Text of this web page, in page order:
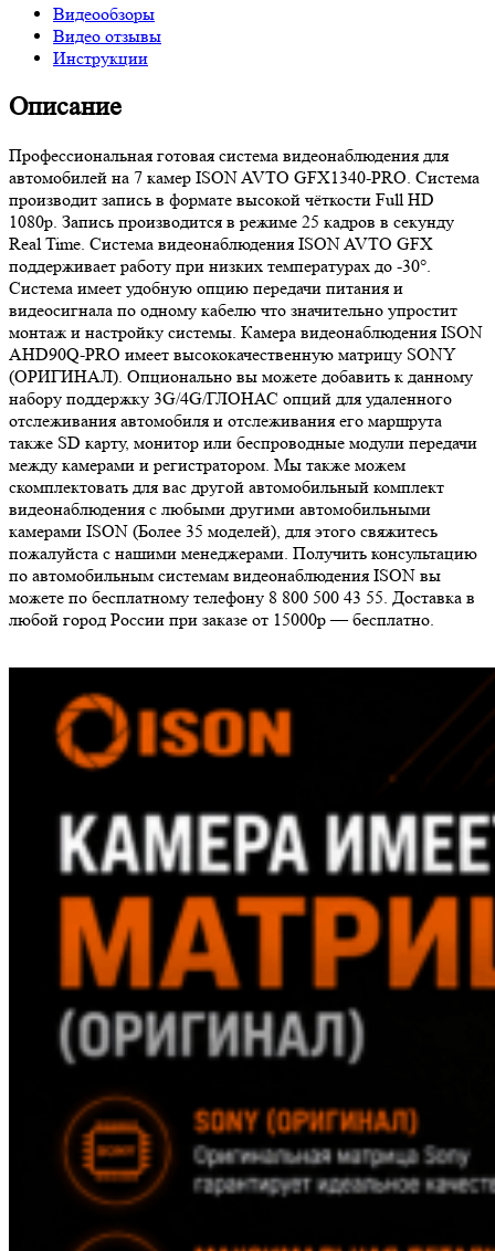
Видеообзоры
Видео отзывы
Инструкции
Описание
Профессиональная готовая система видеонаблюдения для
автомобилей на 7 камер ISON AVTO GFX1340-PRO. Система
производит запись в формате высокой чёткости Full HD
1080p. Запись производится в режиме 25 кадров в секунду
Real Time. Система видеонаблюдения ISON AVTO GFX
поддерживает работу при низких температурах до -30°.
Система имеет удобную опцию передачи питания и
видеосигнала по одному кабелю что значительно упростит
монтаж и настройку системы. Камера видеонаблюдения ISON
AHD90Q-PRO имеет высококачественную матрицу SONY
(ОРИГИНАЛ). Опционально вы можете добавить к данному
набору поддержку 3G/4G/ГЛОНАС опций для удаленного
отслеживания автомобиля и отслеживания его маршрута
также SD карту, монитор или беспроводные модули передачи
между камерами и регистратором. Мы также можем
скомплектовать для вас другой автомобильный комплект
видеонаблюдения с любыми другими автомобильными
камерами ISON (Более 35 моделей), для этого свяжитесь
пожалуйста с нашими менеджерами. Получить консультацию
по автомобильным системам видеонаблюдения ISON вы
можете по бесплатному телефону 8 800 500 43 55. Доставка в
любой город России при заказе от 15000р — бесплатно.